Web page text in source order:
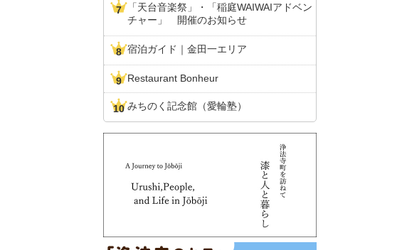
「天台音楽祭」・「稲庭WAIWAIアドベン
チャー」 開催のお知らせ
宿泊ガイド｜金田一エリア
Restaurant Bonheur
みちのく記念館（愛輪塾）